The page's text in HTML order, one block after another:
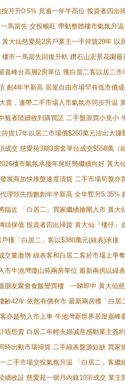
月升0.5% 見逾一年半高位 投資者四
馬當先 交投暢旺 帶動整體樓市氣氛升
大仙慈愛苑2房戶業主一手持貨29年 以
市一馬當先回復升軌 鑽石山宏景花園
嘉峰台高層2房單位 獲白居二客以居二市
創4年半新高 居屋自由市場罕有低市價
賣，連帶二手市場入市氣氛亦同步升温
籤者陸續收到購買証 二手盤源買小見小
貨17年以居二市場價$260萬元沽出大賺
成交 慈愛苑3期3房套單位成交$558萬（
樓市氣氛承接年尾旺勢繼續向好 黃
展商加快推盤速度清貨 二手市場筍盤
理領先指數創年半新高 全年暫升5.35%
臨近 「白居二」買家繼續搶閘入市 黃
頭保值 投資者四出掃貨 黃大仙『樓仔
獲「白居二」客以$380萬元(綠表)承接
交量激增 綠表客和白居二客於市場上
市牛池灣瓊山苑兩房單位 最新兩房以綠
朋友聚會食飯變買樓 一睇即中 黃大仙
齢42年 依然有價有市 最新兩房獲「白居
亦趁勢入市上車 牛池灣新世界居屋嘉峰
唔想賣 白居二年輕夫婦誠意感動業主簽
時出動市場掃貨 二手綠表盤源短缺 買
二手市場交投氣氛升温 「白居二」客
續收証 慈愛苑一個月內錄10宗成交 業